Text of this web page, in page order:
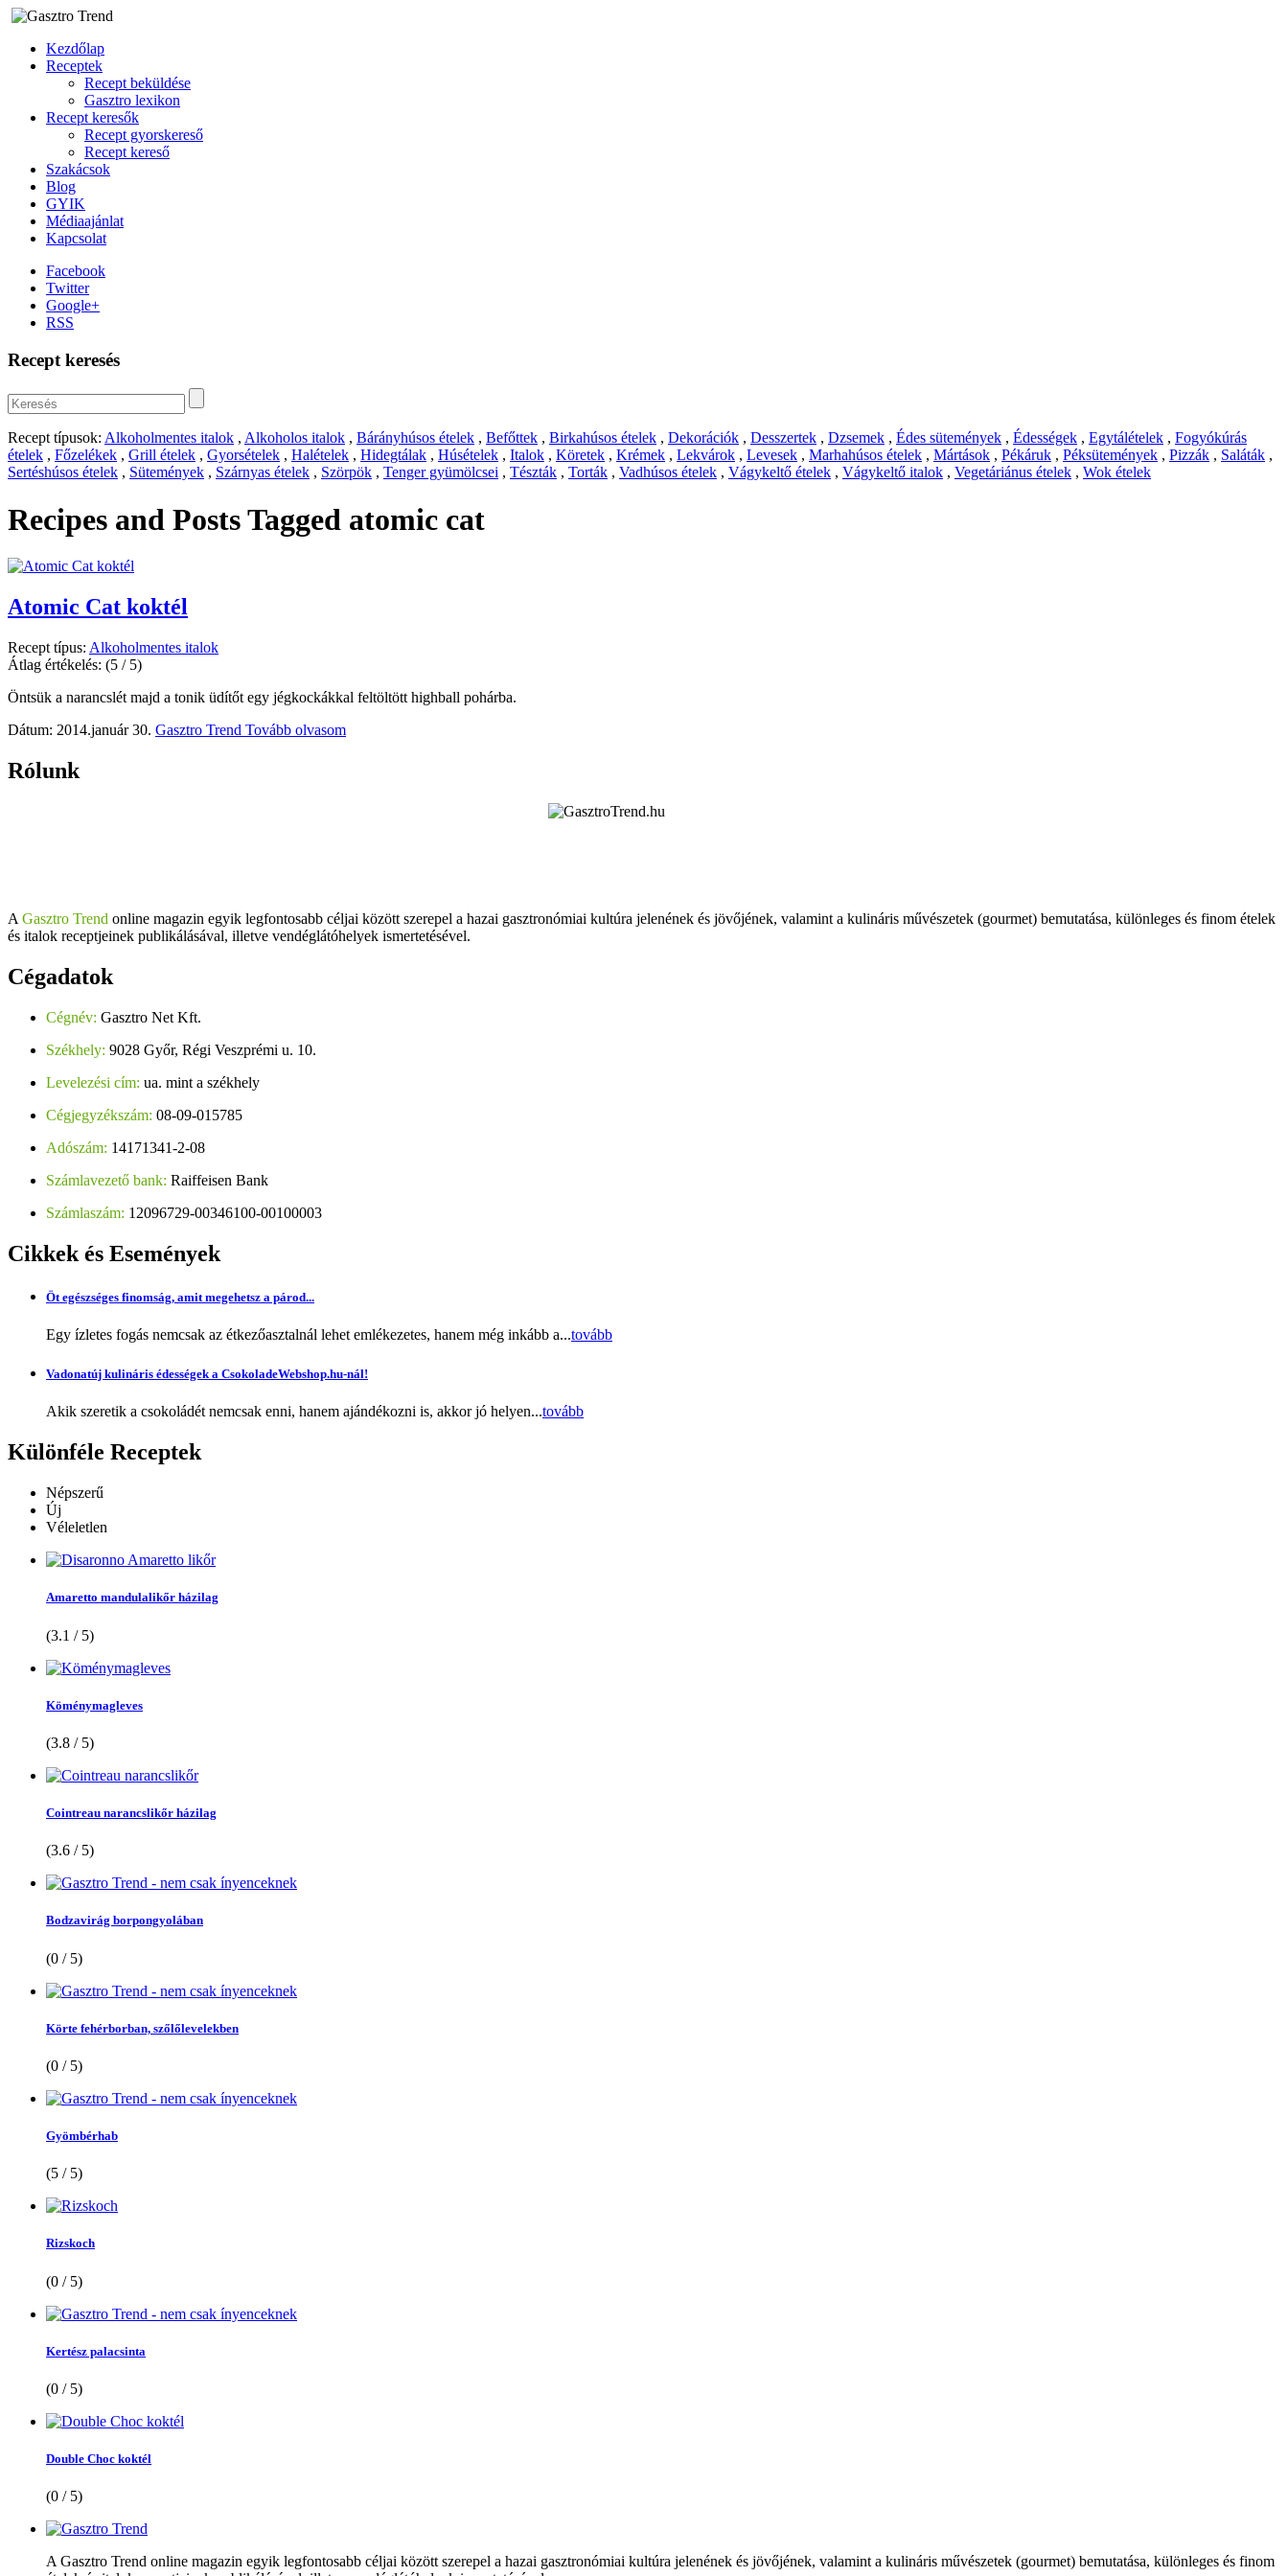
Kezdőlap
Receptek
Recept beküldése
Gasztro lexikon
Recept keresők
Recept gyorskereső
Recept kereső
Szakácsok
Blog
GYIK
Médiaajánlat
Kapcsolat
Facebook
Twitter
Google+
RSS
Recept keresés
Recept típusok: Alkoholmentes italok , Alkoholos italok , Bárányhúsos ételek , Befőttek , Birkahúsos ételek , Dekorációk , Desszertek , Dzsemek , Édes sütemények , Édességek , Egytálételek , Fogyókúrás
ételek , Főzelékek , Grill ételek , Gyorsételek , Halételek , Hidegtálak , Húsételek , Italok , Köretek , Krémek , Lekvárok , Levesek , Marhahúsos ételek , Mártások , Pékáruk , Péksütemények , Pizzák , Saláták ,
Sertéshúsos ételek , Sütemények , Szárnyas ételek , Szörpök , Tenger gyümölcsei , Tészták , Torták , Vadhúsos ételek , Vágykeltő ételek , Vágykeltő italok , Vegetáriánus ételek , Wok ételek
Recipes and Posts Tagged atomic cat
Atomic Cat koktél
Recept típus: Alkoholmentes italok
Átlag értékelés: (5 / 5)
Öntsük a narancslét majd a tonik üdítőt egy jégkockákkal feltöltött highball pohárba.
Dátum: 2014.január 30. Gasztro Trend Tovább olvasom
Rólunk
A Gasztro Trend online magazin egyik legfontosabb céljai között szerepel a hazai gasztronómiai kultúra jelenének és jövőjének, valamint a kulináris művészetek (gourmet) bemutatása, különleges és finom ételek
és italok receptjeinek publikálásával, illetve vendéglátóhelyek ismertetésével.
Cégadatok
Cégnév: Gasztro Net Kft.
Székhely: 9028 Győr, Régi Veszprémi u. 10.
Levelezési cím: ua. mint a székhely
Cégjegyzékszám: 08-09-015785
Adószám: 14171341-2-08
Számlavezető bank: Raiffeisen Bank
Számlaszám: 12096729-00346100-00100003
Cikkek és Események
Öt egészséges finomság, amit megehetsz a párod...
Egy ízletes fogás nemcsak az étkezőasztalnál lehet emlékezetes, hanem még inkább a...tovább
Vadonatúj kulináris édességek a CsokoladeWebshop.hu-nál!
Akik szeretik a csokoládét nemcsak enni, hanem ajándékozni is, akkor jó helyen...tovább
Különféle Receptek
Népszerű
Új
Véleletlen
Amaretto mandulalikőr házilag
(3.1 / 5)
Köménymagleves
(3.8 / 5)
Cointreau narancslikőr házilag
(3.6 / 5)
Bodzavirág borpongyolában
(0 / 5)
Körte fehérborban, szőlőlevelekben
(0 / 5)
Gyömbérhab
(5 / 5)
Rizskoch
(0 / 5)
Kertész palacsinta
(0 / 5)
Double Choc koktél
(0 / 5)
A Gasztro Trend online magazin egyik legfontosabb céljai között szerepel a hazai gasztronómiai kultúra jelenének és jövőjének, valamint a kulináris művészetek (gourmet) bemutatása, különleges és finom